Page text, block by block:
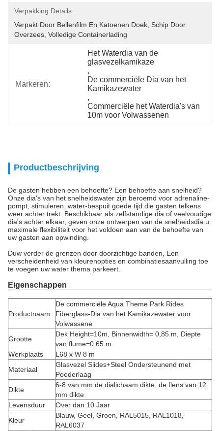
Verpakking Details:
Verpakt Door Bellenfilm En Katoenen Doek, Schip Door
Overzees, Volledige Containerlading
Markeren:
Het Waterdia van de
glasvezelkamikaze
,
De commerciële Dia van het
Kamikazewater
,
Commerciële het Waterdia's van
10m voor Volwassenen
Productbeschrijving
De gasten hebben een behoefte? Een behoefte aan snelheid?
Onze dia's van het snelheidswater zijn beroemd voor adrenaline-
pompt, stimuleren, water-bespuit goede tijd die gasten telkens
weer achter trekt. Beschikbaar als zelfstandige dia of veelvoudige
dia's achter elkaar, geven onze ontwerpen van de snelheidsdia u
maximale flexibiliteit voor het voldoen aan van de behoefte van
uw gasten aan opwinding.
Duw verder de grenzen door doorzichtige banden, Een
verscheidenheid van kleurenopties en combinatiesaanvulling toe
te voegen uw water thema parkeert.
Eigenschappen
Productnaam
De commerciële Aqua Theme Park Rides
Fiberglass-Dia van het Kamikazewater voor
Volwassene
Grootte
Dek Height=10m, Binnenwidth= 0,85 m, Diepte
van flume=0.65 m
Werkplaats
L68 x W 8 m
Materiaal
Glasvezel Slides+Steel Ondersteunend met
Poederlaag
Dikte
6-8 van mm de dialichaam dikte, de flens van 12
mm dikte
Levensduur
Over dan 10 Jaar
Kleur
Blauw, Geel, Groen, RAL5015, RAL1018,
RAL6037